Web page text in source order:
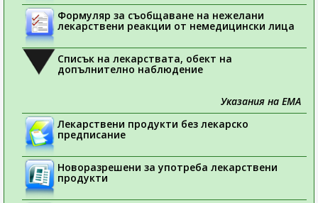
Формуляр за съобщаване на нежелани
лекарствени реакции от немедицински лица
Списък на лекарствата, обект на
допълнително наблюдение
Указания на ЕМА
Лекарствени продукти без лекарско
предписание
Новоразрешени за употреба лекарствени
продукти